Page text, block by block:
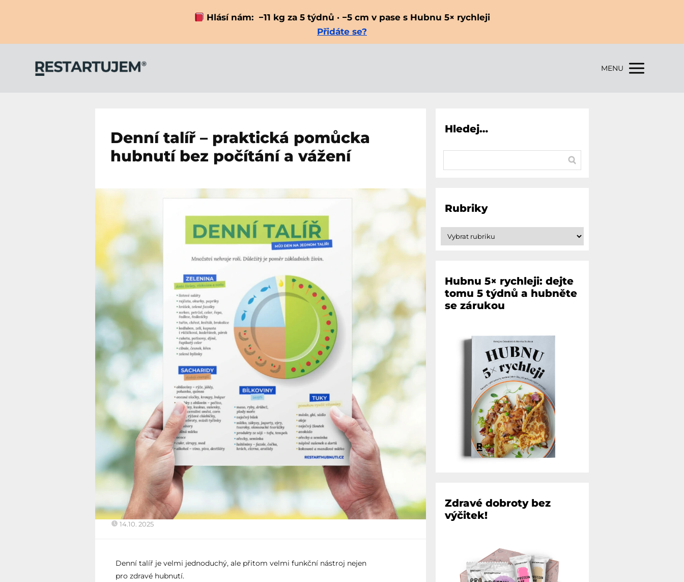
Hlásí nám: −11 kg za 5 týdnů · −5 cm v pase s Hubnu 5× rychleji
Přidáte se?
MENU
Denní talíř – praktická pomůcka
hubnutí bez počítání a vážení
14.10. 2025
Denní talíř je velmi jednoduchý, ale přitom velmi funkční nástroj nejen
pro zdravé hubnutí.
Hledej…
Rubriky
Hubnu 5× rychleji: dejte
tomu 5 týdnů a hubněte
se zárukou
Zdravé dobroty bez
výčitek!